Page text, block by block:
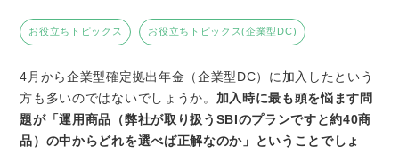
お役立ちトピックス お役立ちトピックス(企業型DC)
4 月から企業型確定拠出年金（企業型 DC）に加入したという
方も多いのではないでしょうか。 加入時に最も頭を悩ます問
題が「運用商品（弊社が取り扱うSBIのプランですと約40商
品）の中からどれを選べば正解なのか」ということでしょ